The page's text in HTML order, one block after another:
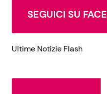
SEGUICI SU
Ultime Notizie Flash